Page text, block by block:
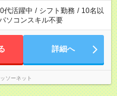
代活躍中 / シフト勤務 / 10名以
ソコンスキル不要
詳細へ
ソーネット